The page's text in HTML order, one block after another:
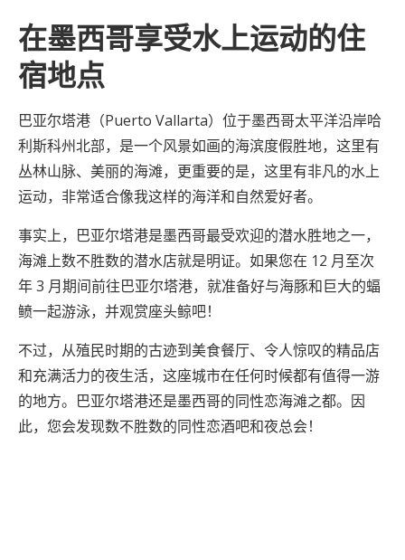
在墨西哥享受水上运动的住
宿地点
巴亚尔塔港（Puerto Vallarta）位于墨西哥太平洋沿岸哈
利斯科州北部，是一个风景如画的海滨度假胜地，这里有
丛林山脉、美丽的海滩，更重要的是，这里有非凡的水上
运动，非常适合像我这样的海洋和自然爱好者。
事实上，巴亚尔塔港是墨西哥最受欢迎的潜水胜地之一，
海滩上数不胜数的潜水店就是明证。如果您在 12 月至次
年 3 月期间前往巴亚尔塔港，就准备好与海豚和巨大的蝠
鲼一起游泳，并观赏座头鲸吧！
不过，从殖民时期的古迹到美食餐厅、令人惊叹的精品店
和充满活力的夜生活，这座城市在任何时候都有值得一游
的地方。巴亚尔塔港还是墨西哥的同性恋海滩之都。因
此，您会发现数不胜数的同性恋酒吧和夜总会！